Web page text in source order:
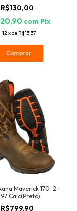
R$130,00
com Pix
12 xde R$13,37
Comprar
Maverick 170-2-
Calc(Preto)
R$799,90